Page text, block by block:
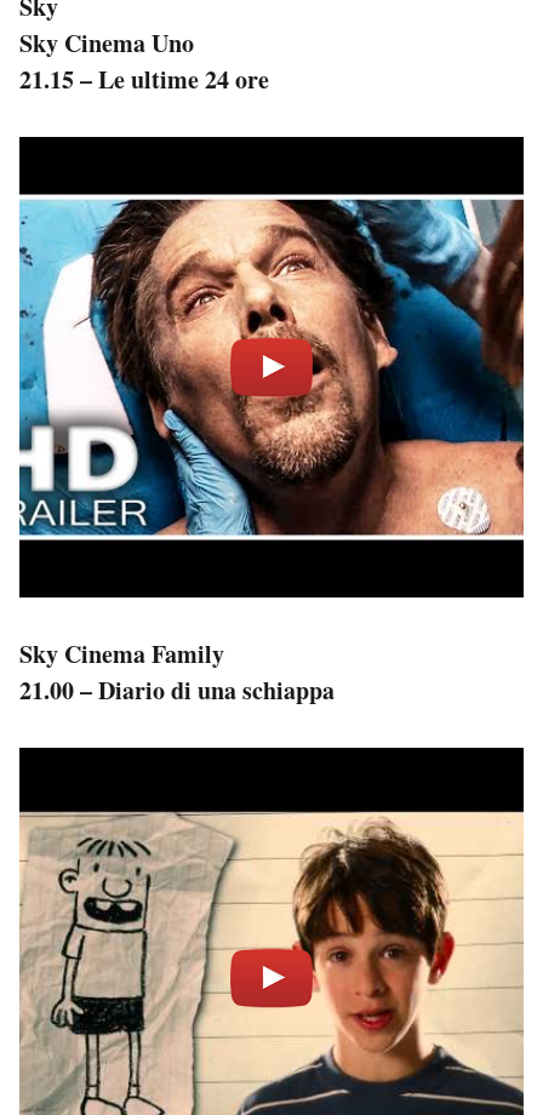
Sky
Sky Cinema Uno
21.15 – Le ultime 24 ore
Sky Cinema Family
21.00 – Diario di una schiappa